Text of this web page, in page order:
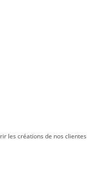
les créations de nos clientes